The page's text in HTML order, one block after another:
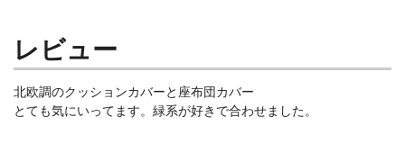
レビュー
北欧調のクッションカバーと座布団カバー
とても気にいってます。緑系が好きで合わせました。